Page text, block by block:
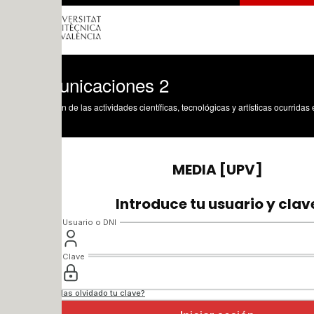
2
de las actividades científicas, tecnológicas y artísticas ocurridas en los tres